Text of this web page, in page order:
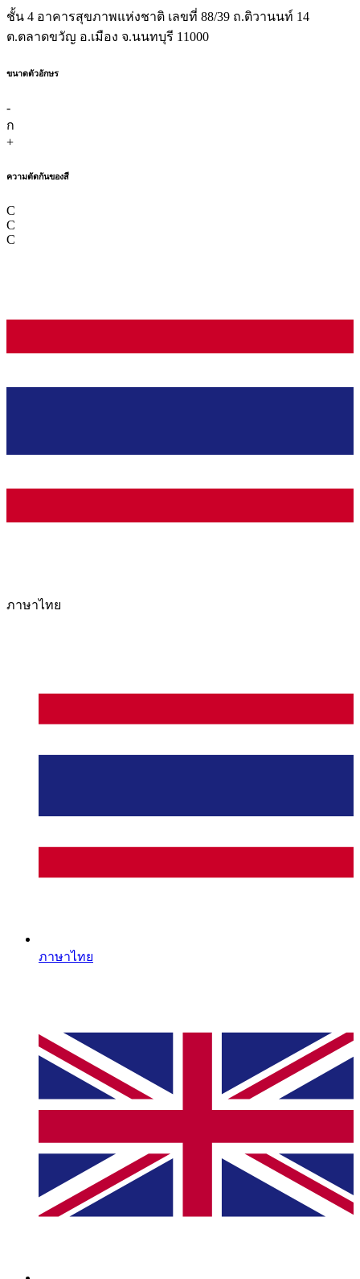
ชั้น 4 อาคารสุขภาพแห่งชาติ เลขที่ 88/39 ถ.ติวานนท์ 14
ต.ตลาดขวัญ อ.เมือง จ.นนทบุรี 11000
ขนาดตัวอักษร
-
ก
+
ความตัดกันของสี
C
C
C
ภาษาไทย
ภาษาไทย